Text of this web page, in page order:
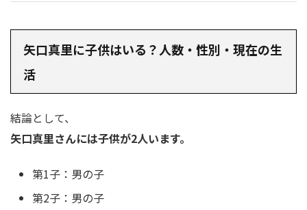
矢口真里に子供はいる？人数・性別・現在の生
活
結論として、
矢口真里さんには子供が2人います。
第1子：男の子
第2子：男の子